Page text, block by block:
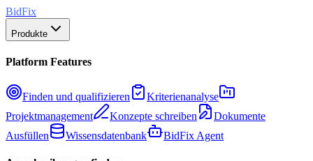
BidFix
Produkte
Platform Features
Finden und qualifizieren
Kriterienanalyse
Projektmanagement
Konzepte schreiben
Dokumente
Ausfüllen
Wissensdatenbank BidFix Agent